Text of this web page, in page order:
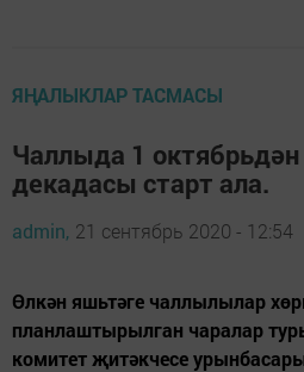
ЯҢАЛЫКЛАР ТАСМАСЫ
Чаллыда 1
декадасы старт ала.
admin, 21 сентябрь 2020 - 12:54
Өлкән яшьтәге чаллылылар
планлаштырылган чаралар
комитет җитәкчесе